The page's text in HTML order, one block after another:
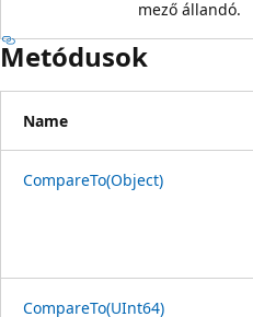
mező állandó.
Metódusok
Name
CompareTo(Object)
CompareTo(UInt64)